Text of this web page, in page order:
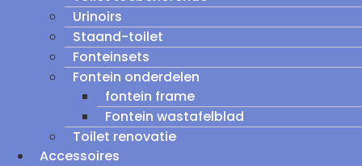
Urinoirs
Staand-toilet
Fonteinsets
Fontein onderdelen
fontein frame
Fontein wastafelblad
Toilet renovatie
Accessoires